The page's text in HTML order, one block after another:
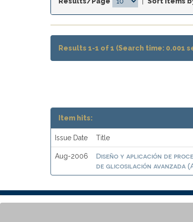
Results 1-1 of 1 (Search time: 0.001
Item hits:
Issue Date Title
Aug-2006
Diseño y aplicación de
de glicosilación avanzada